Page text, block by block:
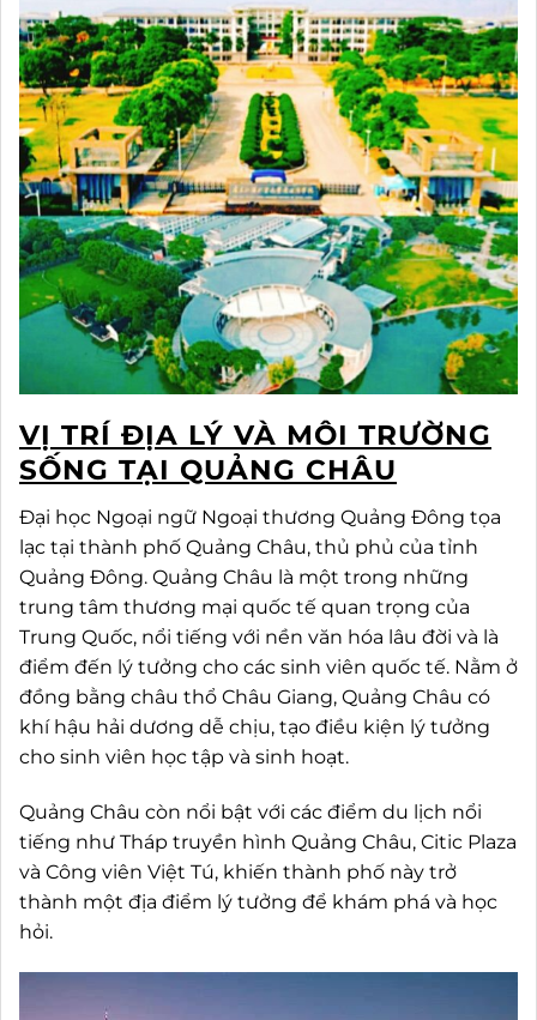
VỊ TRÍ ĐỊA LÝ VÀ MÔI TRƯỜNG
SỐNG TẠI QUẢNG CHÂU
Đại học Ngoại ngữ Ngoại thương Quảng Đông tọa
lạc tại thành phố Quảng Châu, thủ phủ của tỉnh
Quảng Đông. Quảng Châu là một trong những
trung tâm thương mại quốc tế quan trọng của
Trung Quốc, nổi tiếng với nền văn hóa lâu đời và là
điểm đến lý tưởng cho các sinh viên quốc tế. Nằm ở
đồng bằng châu thổ Châu Giang, Quảng Châu có
khí hậu hải dương dễ chịu, tạo điều kiện lý tưởng
cho sinh viên học tập và sinh hoạt.
Quảng Châu còn nổi bật với các điểm du lịch nổi
tiếng như Tháp truyền hình Quảng Châu, Citic Plaza
và Công viên Việt Tú, khiến thành phố này trở
thành một địa điểm lý tưởng để khám phá và học
hỏi.